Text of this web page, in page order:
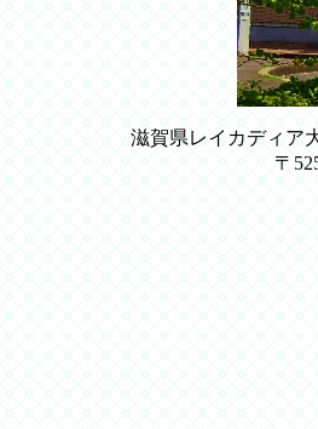
滋賀県レイカディア
〒